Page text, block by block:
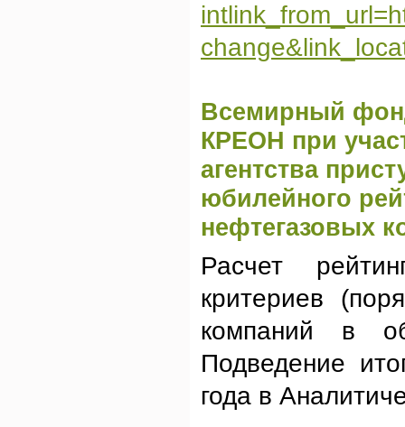
Всемирный
КРЕОН при
агентства
юбилейного
нефтегазовых
Расчет
критериев
компаний в
Подведение
года в